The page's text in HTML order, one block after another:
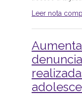
Leer nota